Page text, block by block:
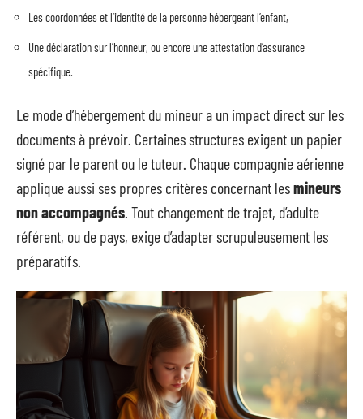
Les coordonnées et l’identité de la personne hébergeant l’enfant,
Une déclaration sur l’honneur, ou encore une attestation d’assurance
spécifique.
Le mode d’hébergement du mineur a un impact direct sur les
documents à prévoir. Certaines structures exigent un papier
signé par le parent ou le tuteur. Chaque compagnie aérienne
applique aussi ses propres critères concernant lesmineurs
non accompagnés . Tout changement de trajet, d’adulte
référent, ou de pays, exige d’adapter scrupuleusement les
préparatifs.